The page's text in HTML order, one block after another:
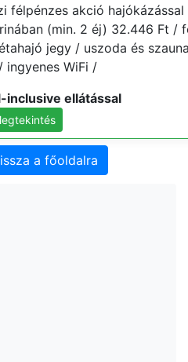
félpénzes akció
(min. 2 éj) 32.446 Ft /
jegy / uszoda és
ingyenes WiFi /
inclusive ellátással
a főoldalra